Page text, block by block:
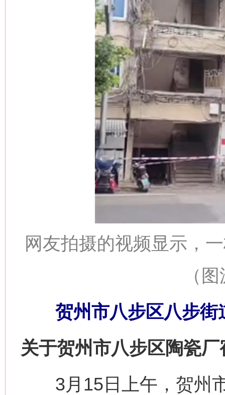
网友拍摄的视频显示，
（
贺州市八步区八步街
关于贺州市八步区陶瓷
3月15日上午，贺州市